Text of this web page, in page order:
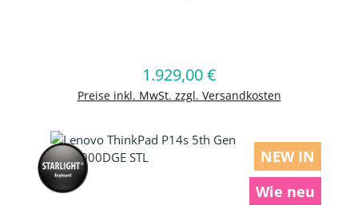
Regulärer Preis:
1.929,00 €
Preise inkl. MwSt. zzgl. Versandkosten
In den Warenkorb
NEW IN
Wie neu